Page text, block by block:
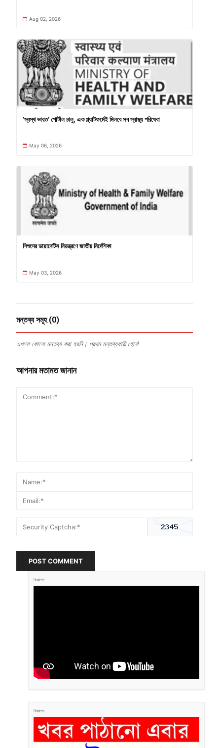
Aug 02, 2026
‘স্বস্থ ভারত’ পোর্টাল চালু, এক প্ল্যাটফর্মেই মিলবে সব স্বাস্থ্য পরিষেবা
May 06, 2026
শিশুদের ডায়াবেটিস নিয়ন্ত্রণে জাতীয় নির্দেশিকা
May 03, 2026
মন্তব্য সমূহ (0)
এখনো কোনো মন্তব্য করা হয়নি। প্রথম মন্তব্যকারী হোন!
আপনার মতামত জানান
POST COMMENT
বিজ্ঞাপন
বিজ্ঞাপন